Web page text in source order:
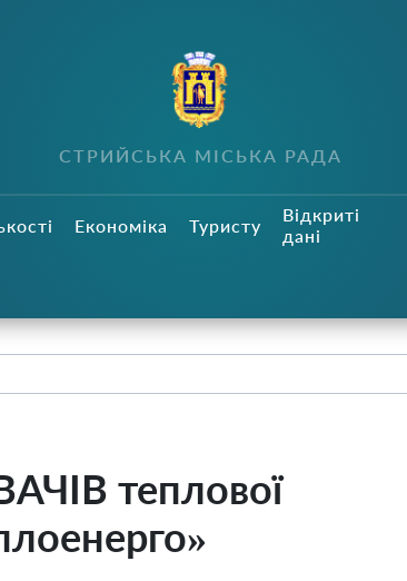
СТРИЙСЬКА МІСЬКА РАДА
Економіка Туристу
Відкриті
дані
теплової